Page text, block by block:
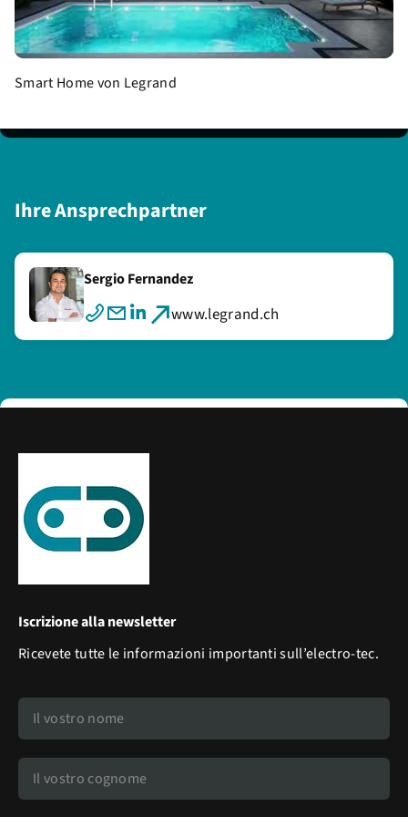
Smart Home von Legrand
Ihre Ansprechpartner
Sergio Fernandez
www.legrand.ch
Iscrizione alla newsletter
Ricevete tutte le informazioni importanti sull’electro-tec.